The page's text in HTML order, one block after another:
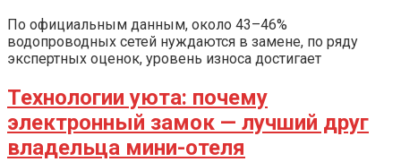
По официальным данным, около 43–46%
водопроводных сетей нуждаются в замене, по ряду
экспертных оценок, уровень износа достигает
Технологии уюта: почему
электронный замок — лучший друг
владельца мини-отеля